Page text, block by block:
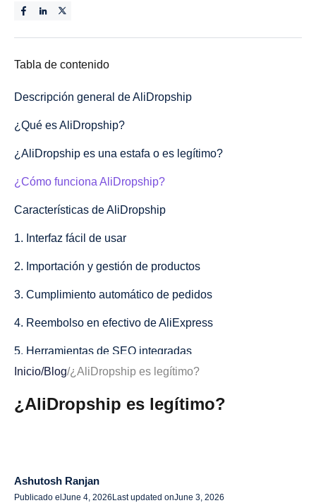
Tabla de contenido
Descripción general de AliDropship
¿Qué es AliDropship?
¿AliDropship es una estafa o es legítimo?
¿Cómo funciona AliDropship?
Características de AliDropship
1. Interfaz fácil de usar
2. Importación y gestión de productos
3. Cumplimiento automático de pedidos
4. Reembolso en efectivo de AliExpress
5. Herramientas de SEO integradas
6. Edición y personalización de imágenes
7. Opciones de pasarela de envío y pago
¿Cómo instalar AliDropship en WordPress?
Inicio/Blog/¿AliDropship es legítimo?
¿AliDropship es legítimo?
Ashutosh Ranjan
Publicado el June 4, 2026 Last updated onJune 3, 2026